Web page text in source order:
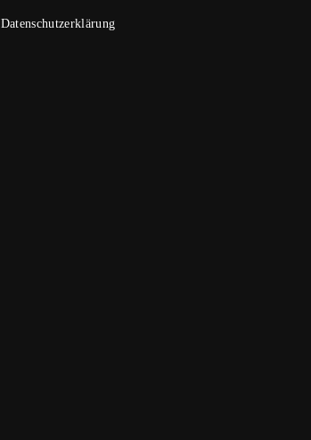
Datenschutzerklärung